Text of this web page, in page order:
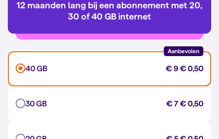
12 maanden lang bij een abonnement met 20,
30 of 40 GB internet
Aanbevolen
40 GB € 9€ 0,50
30 GB € 7€ 0,50